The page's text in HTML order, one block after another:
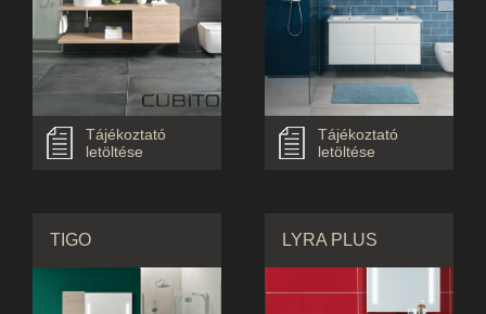
Tájékoztató
letöltése
Tájékoztató
letöltése
TIGO LYRA PLUS